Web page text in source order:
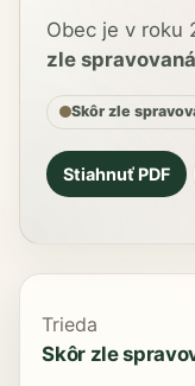
Obec je v roku
zle
Skôr zle
Stiahnuť PDF
Trieda
Skôr zle